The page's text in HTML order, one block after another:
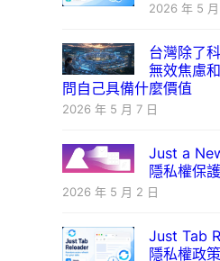
2026 年 5 月
台灣除了
無效焦慮
問自己具備什麼價值
2026 年 5 月 7 日
Just a
隱私權保
2026 年 5 月 2 日
Just Tab
隱私權政策